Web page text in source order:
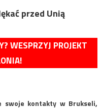
przed Unią
WESPRZYJ PROJEKT
swoje kontakty w Brukseli,